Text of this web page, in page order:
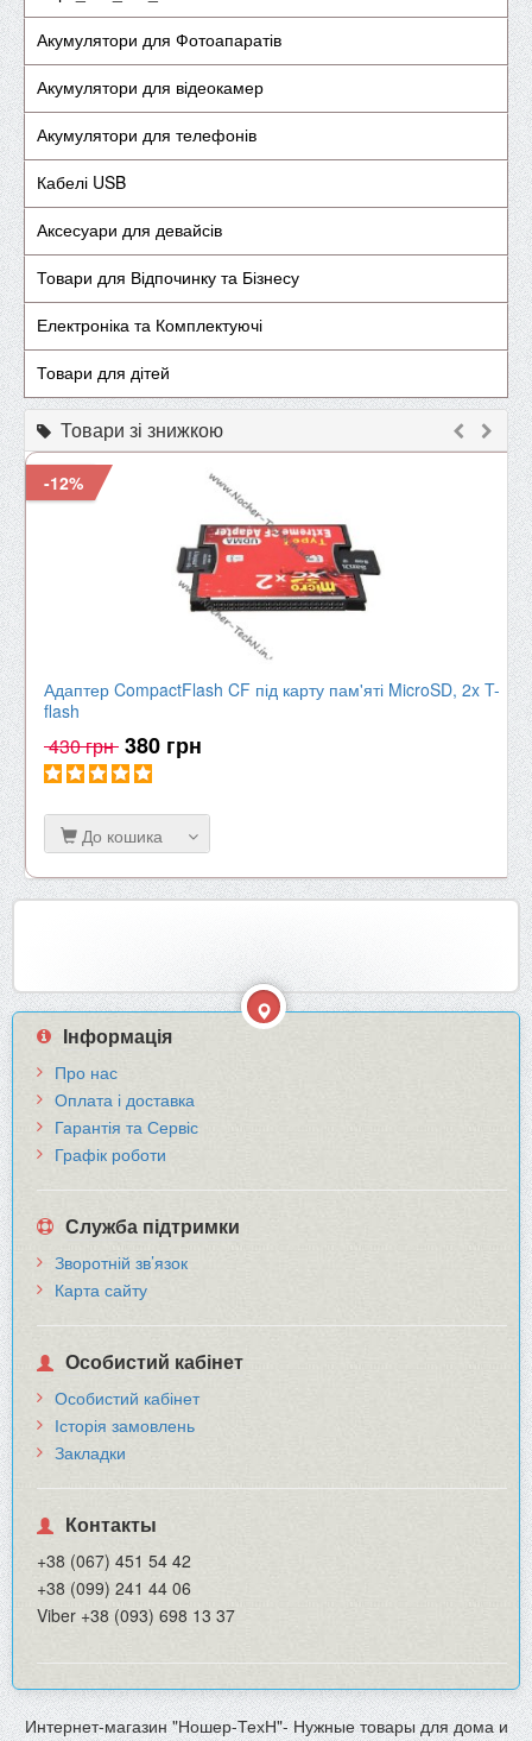
Акумулятори для Фотоапаратів
Акумулятори для відеокамер
Акумулятори для телефонів
Кабелі USB
Аксесуари для девайсів
Товари для Відпочинку та Бізнесу
Електроніка та Комплектуючі
Товари для дітей
Товари зі знижкою
-12%
Адаптер CompactFlash CF під карту пам'яті MicroSD, 2x T-
flash
430 грн 380 грн
До кошика
Інформація
Про нас
Оплата і доставка
Гарантія та Сервіс
Графік роботи
Служба підтримки
Зворотній зв’язок
Карта сайту
Особистий кабінет
Особистий кабінет
Історія замовлень
Закладки
Контакты
+38 (067) 451 54 42
+38 (099) 241 44 06
Viber +38 (093) 698 13 37
Интернет-магазин "Ношер-ТехН"- Нужные товары для дома и